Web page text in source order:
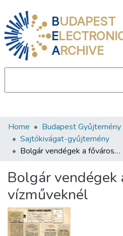
BUDAPEST
E
ARCHIVE
Communities & Collections
All of DSpace
About us
Home Budapest Gyűjtemény
Sajtókivágat-gyűjtemény
Bolgár vendégek a fővárosi vízműveknél
Bolgár vendégek
vízműveknél